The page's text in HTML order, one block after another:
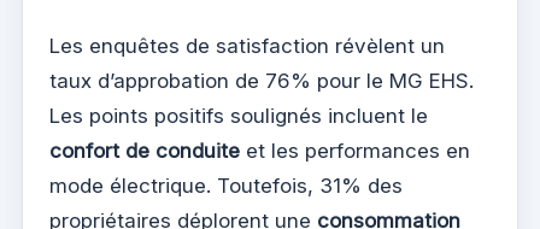
Les enquêtes de satisfaction révèlent un
taux d’approbation de 76% pour le MG EHS.
Les points positifs soulignés incluent le
confort de conduite et les performances en
mode électrique. Toutefois, 31% des
propriétaires déplorent une consommation